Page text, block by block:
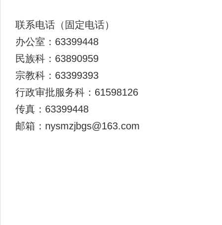
联系电话（固定电话）
办公室：63399448
民族科：63890959
宗教科：63399393
行政审批服务科：61598126
传真：63399448
邮箱： nysmzjbgs@163.com